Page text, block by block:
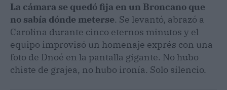
La cámara se quedó fija en un Broncano que
no sabía dónde meterse. Se levantó, abrazó a
Carolina durante cinco eternos minutos y el
equipo improvisó un homenaje exprés con una
foto de Dnoé en la pantalla gigante. No hubo
chiste de grajea, no hubo ironía. Solo silencio.